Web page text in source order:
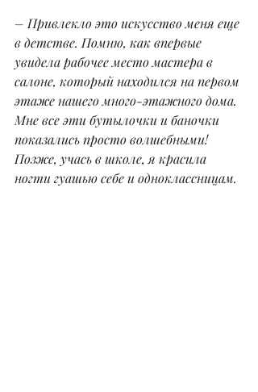
– Привлекло это искусство меня еще
в детстве. Помню, как впервые
увидела рабочее место мастера в
салоне, который находился на первом
этаже нашего много-этажного дома.
Мне все эти бутылочки и баночки
показались просто волшебными!
Позже, учась в школе, я красила
ногти гуашью себе и одноклассницам.